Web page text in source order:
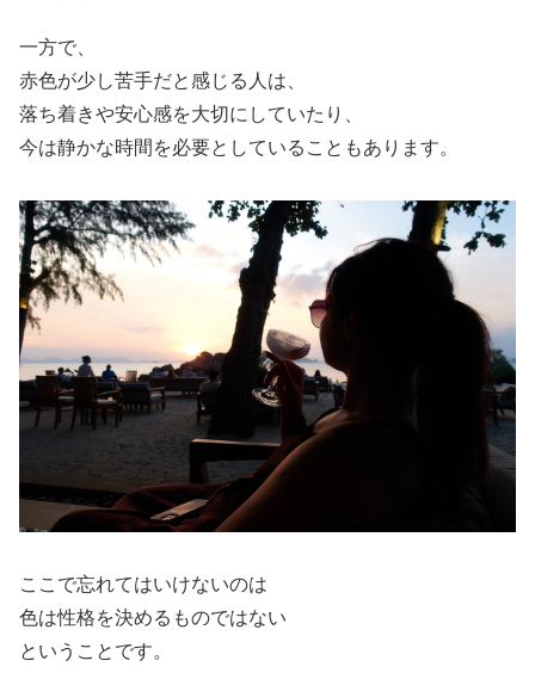
一方で、
赤色が少し苦手だと感じる人は、
落ち着きや安心感を大切にしていたり、
今は静かな時間を必要としていることもあります。
ここで忘れてはいけないのは
色は性格を決めるものではない
ということです。